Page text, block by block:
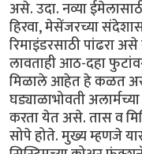
असे. उदा. नव्या
हिरवा, मेसेंजरच्या
रिमाइंडरसाठी पांढरा
लावताही आठ-दहा
मिळाले आहेत हे कळत
घड्याळाभोवती
करता येत असे. तास व
सोपे होते. मुख्य म्हणजे